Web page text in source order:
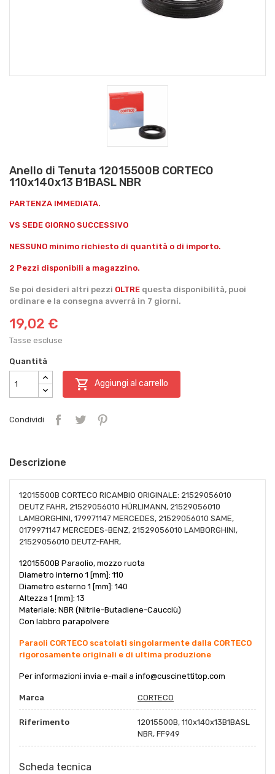
Anello di Tenuta 12015500B CORTECO
110x140x13 B1BASL NBR
PARTENZA IMMEDIATA.
VS SEDE GIORNO SUCCESSIVO
NESSUNO minimo richiesto di quantità o di importo.
2 Pezzi disponibili a magazzino.
Se poi desideri altri pezzi OLTRE questa disponibilità, puoi
ordinare e la consegna avverrà in 7 giorni.
19,02 €
Tasse escluse
Quantità
 Aggiungi al carrello
Condividi
Descrizione
12015500B CORTECO RICAMBIO ORIGINALE: 21529056010
DEUTZ FAHR, 21529056010 HÜRLIMANN, 21529056010
LAMBORGHINI, 179971147 MERCEDES, 21529056010 SAME,
0179971147 MERCEDES-BENZ, 21529056010 LAMBORGHINI,
21529056010 DEUTZ-FAHR,
12015500B Paraolio, mozzo ruota
Diametro interno 1 [mm]: 110
Diametro esterno 1 [mm]: 140
Altezza 1 [mm]: 13
Materiale: NBR (Nitrile-Butadiene-Caucciù)
Con labbro parapolvere
Paraoli CORTECO scatolati singolarmente dalla CORTECO
rigorosamente originali e di ultima produzione
Per informazioni invia e-mail a info@cuscinettitop.com
Marca CORTECO
Riferimento
12015500B, 110x140x13B1BASL
NBR, FF949
Scheda tecnica